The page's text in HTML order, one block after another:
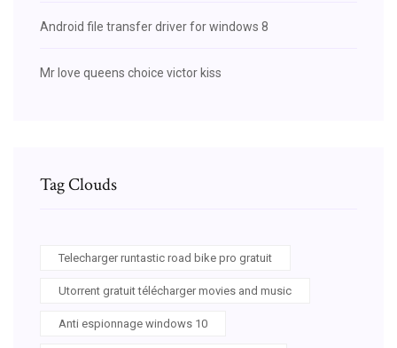
Android file transfer driver for windows 8
Mr love queens choice victor kiss
Tag Clouds
Telecharger runtastic road bike pro gratuit
Utorrent gratuit télécharger movies and music
Anti espionnage windows 10